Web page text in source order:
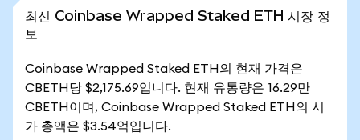
최신 Coinbase Wrapped Staked ETH 시장 정
보
Coinbase Wrapped Staked ETH의 현재 가격은
CBETH당 $2,175.69입니다. 현재 유통량은 16.29만
CBETH이며, Coinbase Wrapped Staked ETH의 시
가 총액은 $3.54억입니다.